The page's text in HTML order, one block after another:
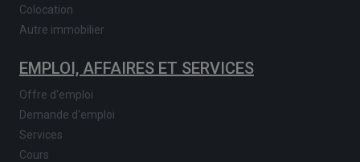
Colocation
Autre immobilier
EMPLOI, AFFAIRES ET SERVICES
Offre d'emploi
Demande d'emploi
Services
Cours